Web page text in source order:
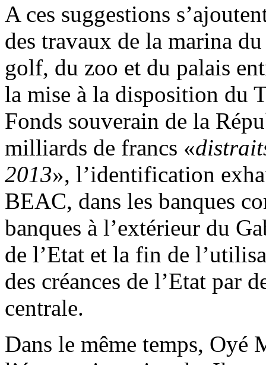
A ces suggestions
des travaux de la marina
golf, du zoo et du palais
la mise à la disposition du
Fonds souverain de la
milliards de francs «
2013», l’identification
BEAC, dans les banques
banques à l’extérieur du
de l’Etat et la fin de
des créances de l’Etat par
centrale.
Dans le même temps, Oyé